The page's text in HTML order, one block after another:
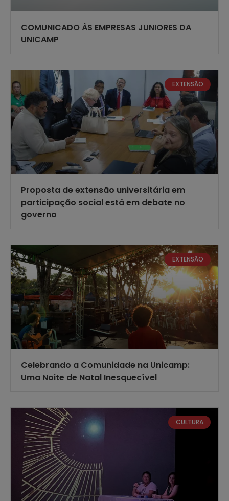
COMUNICADO ÀS EMPRESAS JUNIORES DA
UNICAMP
EXTENSÃO
Proposta de extensão universitária em
participação social está em debate no
governo
EXTENSÃO
Celebrando a Comunidade na Unicamp:
Uma Noite de Natal Inesquecível
CULTURA